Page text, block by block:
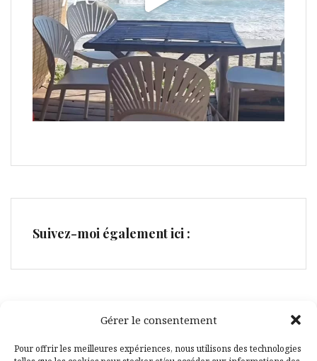
Gérer le consentement
Pour offrir les meilleures expériences, nous utilisons des technologies
Suivez-moi également ici :
Facebook
Pinterest